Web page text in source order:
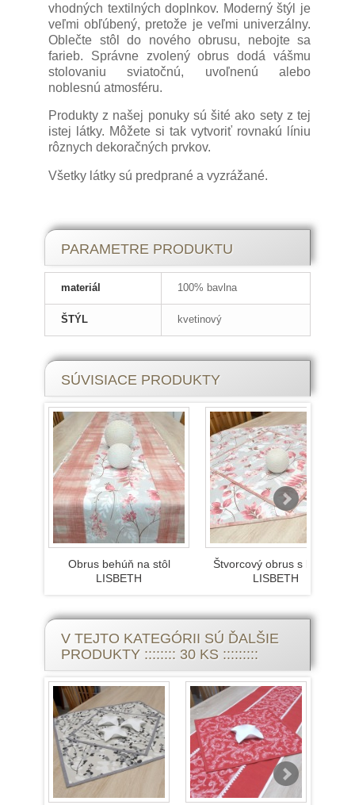
vhodných textilných doplnkov. Moderný štýl je
veľmi obľúbený, pretože je veľmi univerzálny.
Oblečte stôl do nového obrusu, nebojte sa
farieb. Správne zvolený obrus dodá vášmu
stolovaniu sviatočnú, uvoľnenú alebo
noblesnú atmosféru.
Produkty z našej ponuky sú šité ako sety z tej
istej látky. Môžete si tak vytvoriť rovnakú líniu
rôznych dekoračných prvkov.
Všetky látky sú predprané a vyzrážané.
Štóla, stredový obrus, behúň, či
šerpa?
Poznáme rôzne názvy pre obrus, ktorý
prechádza najmä širšou časťou po dĺžke a
presahuje za okraj. Štóla je obyčajne užší
širší obrus. V každom prípade táto skupina
obrusov vytvára rovnocenné čiastočné
prekrytie pre všetkých prísediacich.
Stredové obrusy a štóly tak sprístupňujú na
peknom stole voľný priestor, na ktorý
volíme jednotlivé drobné prvky prestierania
už podľa potreby.
MODERNÝ ŠTÝL V BYTOVOM DIZAJNE.
Žiadna kuchyňa nebude kompletná bez
vhodných textilných doplnkov - obrusov,
behúňov, prestieraní. a pod. Moderný štýl je
univerzálny. Ide o jednoduché, zväčša
minimalistické zariadenie bez zbytočného
zapratávania priestoru. Čo sa týka farieb,
môžete si dovoliť aj sýte farby, ktoré môžu
tvoriť kontrast s bielou alebo béžovou.
Farebne by mali byť zladené aj textilné
doplnky - obrus, prestieranie, závesy,
vankúše. Oblečte stôl do nového obrusu.
Správne zvolený obrus dodá vášmu
stolovaniu sviatočnú, uvoľnenú alebo
napríklad noblesnú atmosféru.
PARAMETRE PRODUKTU
materiál 100% bavlna
ŠTÝL kvetinový
SÚVISIACE PRODUKTY
Obrus behúň na stôl
LISBETH
Štvorcový obrus s kvetmi
LISBETH
V TEJTO KATEGÓRII SÚ ĎALŠIE
PRODUKTY :::::::: 30 KS :::::::::